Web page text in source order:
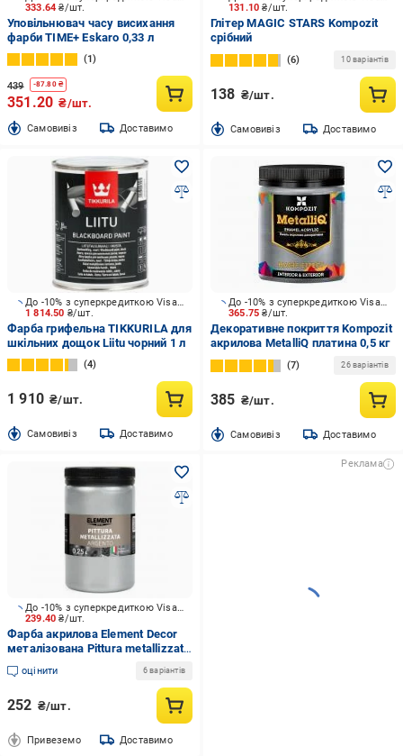
333.64₴/шт.
Уповільнювач часу висихання
фарби TIME+ Eskaro 0,33 л
1
439 -87.80₴
351.20 ₴/шт.
Cамовивіз Доставимо
131.10₴/шт.
Глітер MAGIC STARS Kompozit
срібний
6 10 варіантів
138 ₴/шт.
Cамовивіз Доставимо
1 814.50 ₴/шт.
До -10% з суперкредиткою Visa Вигода
Фарба грифельна TIKKURILA для
шкільних дощок Liitu чорний 1 л
4
1 910 ₴/шт.
Cамовивіз Доставимо
365.75₴/шт.
До -10% з суперкредиткою Visa Вигода
Декоративне покриття Kompozit
акрилова MetalliQ платина 0,5 кг
7 26 варіантів
385 ₴/шт.
Cамовивіз Доставимо
239.40₴/шт.
До -10% з суперкредиткою Visa Вигода
Фарба акрилова Element Decor
металізована Pittura metallizzata
Argento металевий срібний
0,25 лоцінити 6 варіантів
252 ₴/шт.
Привеземо Доставимо
Реклама